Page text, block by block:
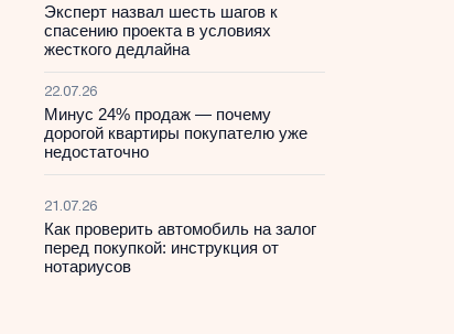
Эксперт назвал шесть шагов к
спасению проекта в условиях
жесткого дедлайна
22.07.26
Минус 24% продаж — почему
дорогой квартиры покупателю уже
недостаточно
21.07.26
Как проверить автомобиль на залог
перед покупкой: инструкция от
нотариусов